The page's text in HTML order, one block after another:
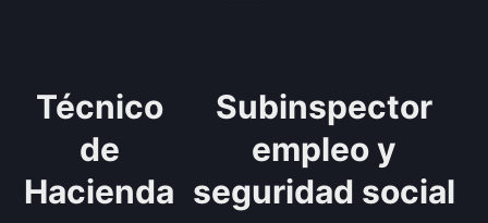
Técnico
de
Hacienda
Subinspector
empleo y
seguridad social